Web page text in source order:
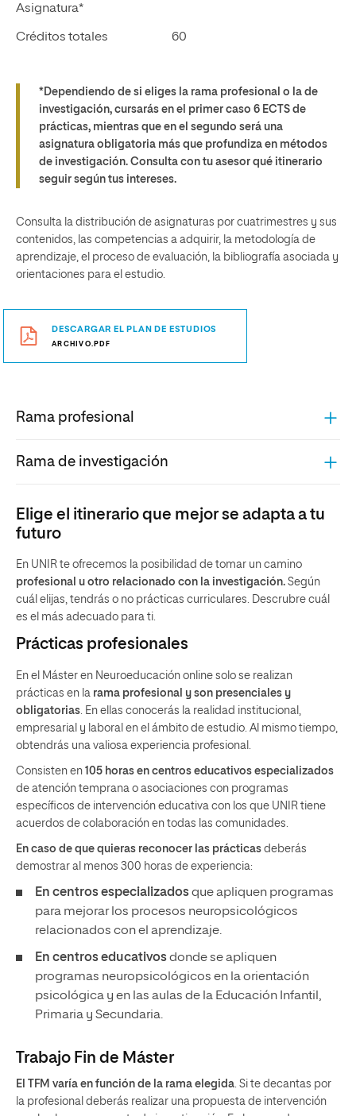
Asignatura*
Créditos totales 60
*Dependiendo de si eliges la rama profesional o la de
investigación, cursarás en el primer caso 6 ECTS de
prácticas, mientras que en el segundo será una
asignatura obligatoria más que profundiza en métodos
de investigación. Consulta con tu asesor qué itinerario
seguir según tus intereses.
Consulta la distribución de asignaturas por cuatrimestres y sus
contenidos, las competencias a adquirir, la metodología de
aprendizaje, el proceso de evaluación, la bibliografía asociada y
orientaciones para el estudio.
DESCARGAR EL PLAN DE ESTUDIOS
ARCHIVO.PDF
Rama profesional
Rama de investigación
Elige el itinerario que mejor se adapta a tu
futuro
En UNIR te ofrecemos la posibilidad de tomar un camino
profesional u otro relacionado con la investigación. Según
cuál elijas, tendrás o no prácticas curriculares. Descrubre cuál
es el más adecuado para ti.
Prácticas profesionales
En el Máster en Neuroeducación online solo se realizan
prácticas en la rama profesional y son presenciales y
obligatorias. En ellas conocerás la realidad institucional,
empresarial y laboral en el ámbito de estudio. Al mismo tiempo,
obtendrás una valiosa experiencia profesional.
Consisten en 105 horas en centros educativos especializados
de atención temprana o asociaciones con programas
específicos de intervención educativa con los que UNIR tiene
acuerdos de colaboración en todas las comunidades.
En caso de que quieras reconocer las prácticas deberás
demostrar al menos 300 horas de experiencia:
En centros especializadosque apliquen programas
para mejorar los procesos neuropsicológicos
relacionados con el aprendizaje.
En centros educativosdonde se apliquen
programas neuropsicológicos en la orientación
psicológica y en las aulas de la Educación Infantil,
Primaria y Secundaria.
Trabajo Fin de Máster
El TFM varía en función de la rama elegida. Si te decantas por
la profesional deberás realizar una propuesta de intervención